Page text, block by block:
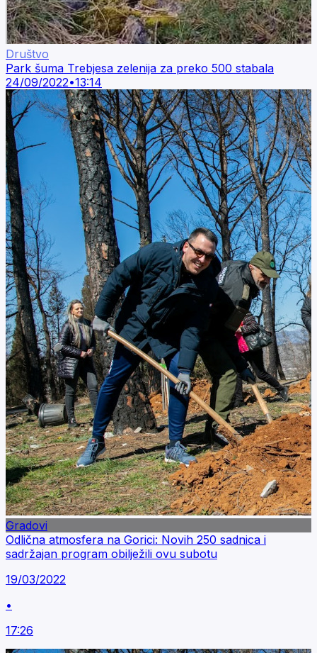
Društvo
Park šuma Trebjesa zelenija za preko 500 stabala
24/09/2022•13:14
Gradovi
Odlična atmosfera na Gorici: Novih 250 sadnica i
sadržajan program obilježili ovu subotu
19/03/2022
•
17:26